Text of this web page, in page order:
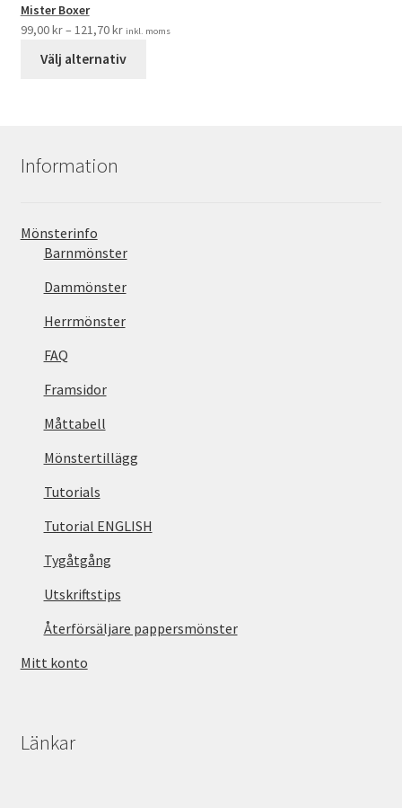
Mister Boxer
99,00kr– 121,70kr inkl. moms
Välj alternativ
Information
Mönsterinfo
Barnmönster
Dammönster
Herrmönster
FAQ
Framsidor
Måttabell
Mönstertillägg
Tutorials
Tutorial ENGLISH
Tygåtgång
Utskriftstips
Återförsäljare pappersmönster
Mitt konto
Länkar